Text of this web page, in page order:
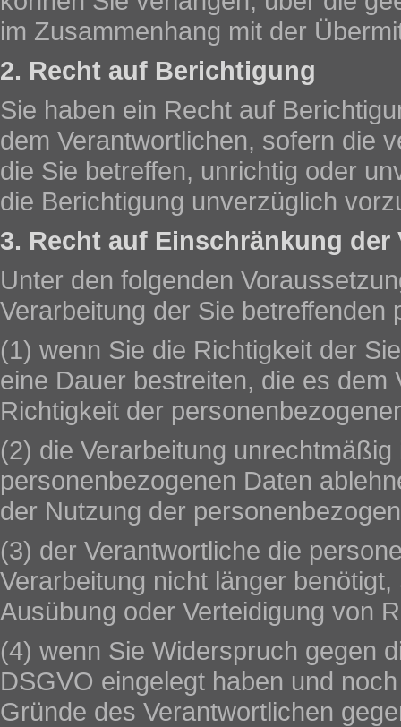
im Zusammenhang mit der
2. Recht auf Berichtigung
Sie haben ein Recht auf
dem Verantwortlichen, sofern die
die Sie betreffen, unrichtig oder
die Berichtigung unverzüglich
3. Recht auf Einschränkung der
Unter den folgenden
Verarbeitung der Sie
(1) wenn Sie die Richtigkeit der
eine Dauer bestreiten, die es
Richtigkeit der
(2) die Verarbeitung
personenbezogenen Daten
der Nutzung der
(3) der Verantwortliche die
Verarbeitung nicht länger
Ausübung oder Verteidigung von
(4) wenn Sie Widerspruch gegen
DSGVO eingelegt haben und
Gründe des Verantwortlichen